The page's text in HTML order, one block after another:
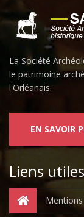
La Société
le patrimoine
l'Orléanais.
EN SAVOIR
Liens utiles